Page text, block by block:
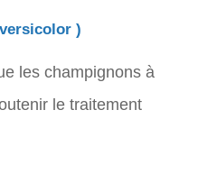
)
les champignons à
le traitement